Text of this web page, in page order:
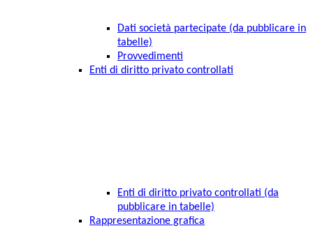
Dati società partecipate (da pubblicare in
tabelle)
Provvedimenti
Enti di diritto privato controllati
Enti di diritto privato controllati (da
pubblicare in tabelle)
Rappresentazione grafica